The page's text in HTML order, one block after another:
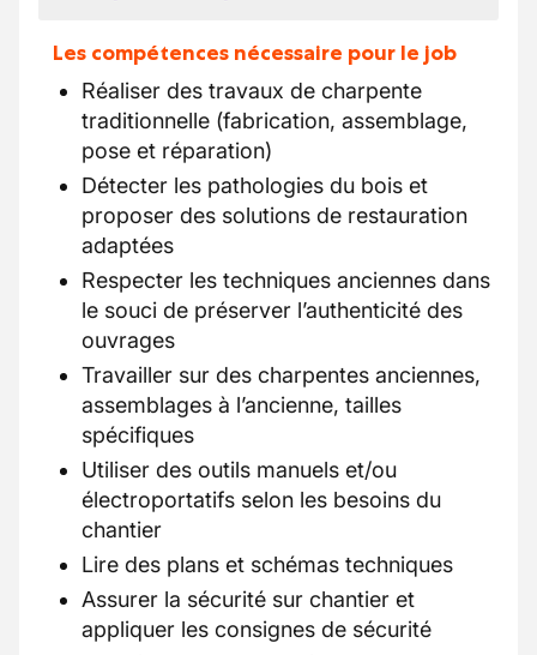
Les compétences nécessaire pour le job
Réaliser des travaux de charpente
traditionnelle (fabrication, assemblage,
pose et réparation)
Détecter les pathologies du bois et
proposer des solutions de restauration
adaptées
Respecter les techniques anciennes dans
le souci de préserver l’authenticité des
ouvrages
Travailler sur des charpentes anciennes,
assemblages à l’ancienne, tailles
spécifiques
Utiliser des outils manuels et/ou
électroportatifs selon les besoins du
chantier
Lire des plans et schémas techniques
Assurer la sécurité sur chantier et
appliquer les consignes de sécurité